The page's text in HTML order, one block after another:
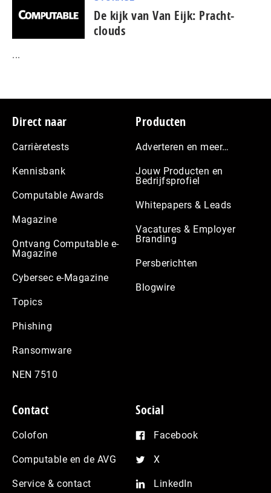
De kijk van Van Eijk: Pracht-
clouds
...
Footer
Direct naar
Carrièretests
Kennisbank
Computable Awards
Magazine
Ontvang Computable e-
Magazine
Cybersec e-Magazine
Topics
Phishing
Ransomware
NEN 7510
Producten
Adverteren en meer…
Jouw Producten en
Bedrijfsprofiel
Whitepapers & Leads
Vacatures & Employer
Branding
Persberichten
Blogwire
Contact
Colofon
Computable en de AVG
Service & contact
Social
Facebook
X
LinkedIn